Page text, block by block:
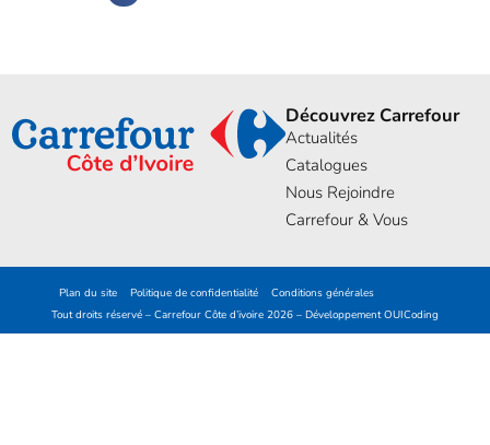
Découvrez Carrefour
Actualités
Catalogues
Nous Rejoindre
Carrefour & Vous
Plan du site Politique de confidentialité
Conditions générales
Tout droits réservé – Carrefour Côte d’ivoire 2026 – DéveloppementOUICoding